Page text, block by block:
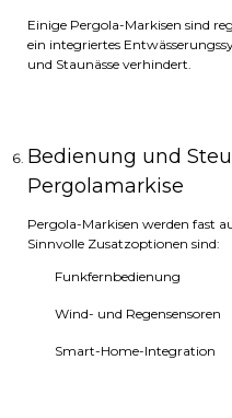
Einige Pergola-Markisen sind
ein integriertes
und Staunässe verhindert.
Bedienung und
Pergolamarkise
Pergola-Markisen werden fast
Sinnvolle Zusatzoptionen sind:
Funkfernbedienung
Wind- und Regensensoren
Smart-Home-Integration